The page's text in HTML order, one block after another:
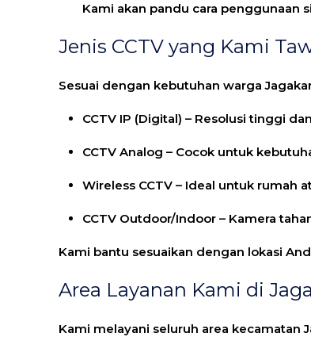
Kami akan pandu cara penggunaan
Jenis CCTV yang Kami
Sesuai dengan kebutuhan warga
CCTV IP (Digital) – Resolusi tinggi
CCTV Analog – Cocok untuk
Wireless CCTV – Ideal untuk rumah
CCTV Outdoor/Indoor – Kamera
Kami bantu sesuaikan dengan lokasi
Area Layanan Kami di
Kami melayani seluruh area kecamatan